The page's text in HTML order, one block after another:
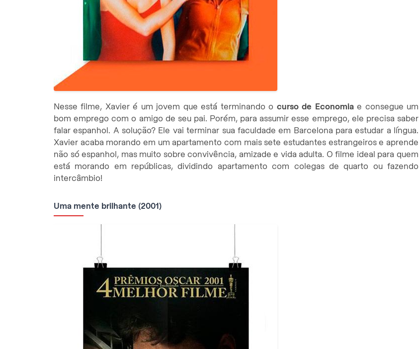
Nesse filme, Xavier é um jovem que está terminando o curso de Economiae consegue um
bom emprego com o amigo de seu pai. Porém, para assumir esse emprego, ele precisa saber
falar espanhol. A solução? Ele vai terminar sua faculdade em Barcelona para estudar a língua.
Xavier acaba morando em um apartamento com mais sete estudantes estrangeiros e aprende
não só espanhol, mas muito sobre convivência, amizade e vida adulta. O filme ideal para quem
está morando em repúblicas, dividindo apartamento com colegas de quarto ou fazendo
intercâmbio!
Uma mente brilhante (2001)